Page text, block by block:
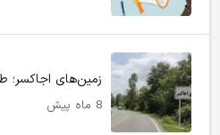
زمین‌های اجاکسر؛
8 ماه پیش